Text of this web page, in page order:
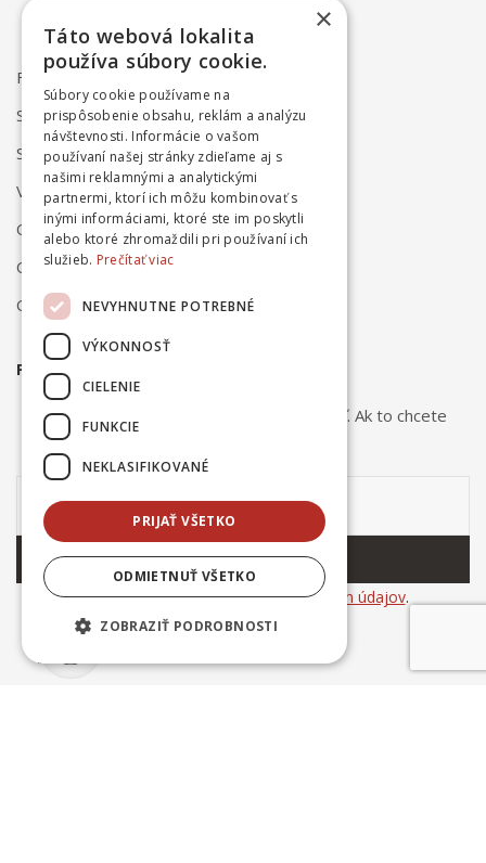
FAQ
Spôsob dodania
Spôsob platby
Vrátenie a reklamácia
Odstúpenie od zmluvy online
Obchodné podmienky
Ochrana osobných údajov
PRIHLÁSTE SA NA ODBER NOVINIEK
Odber noviniek môžete kedykoľvek zrušiť. Ak to chcete
ODOBERAŤ
Súhlasím sospracovaním osobných údajov.
×
Táto webová lokalita
používa súbory cookie.
Súbory cookie používame na
prispôsobenie obsahu, reklám a analýzu
návštevnosti. Informácie o vašom
používaní našej stránky zdieľame aj s
našimi reklamnými a analytickými
partnermi, ktorí ich môžu kombinovať s
inými informáciami, ktoré ste im poskytli
alebo ktoré zhromaždili pri používaní ich
služieb. Prečítať viac
NEVYHNUTNE POTREBNÉ
VÝKONNOSŤ
CIELENIE
FUNKCIE
NEKLASIFIKOVANÉ
PRIJAŤ VŠETKO
ODMIETNUŤ VŠETKO
ZOBRAZIŤ PODROBNOSTI